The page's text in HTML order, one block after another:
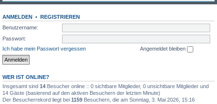
ANMELDEN • REGISTRIEREN
Benutzername:
Passwort:
Ich habe mein Passwort vergessen
Angemeldet bleiben
WER IST ONLINE?
Insgesamt sind 14 Besucher online :: 0 sichtbare Mitglieder, 0 unsichtbare Mitglieder und
14 Gäste (basierend auf den aktiven Besuchern der letzten Minute)
Der Besucherrekord liegt bei 1159 Besuchern, die am Sonntag, 3. Mai 2026, 15:16